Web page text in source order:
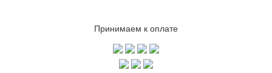
Принимаем к оплате